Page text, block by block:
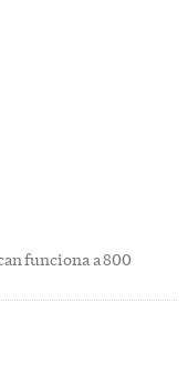
funciona a 800